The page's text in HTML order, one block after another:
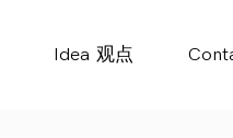
Idea 观点